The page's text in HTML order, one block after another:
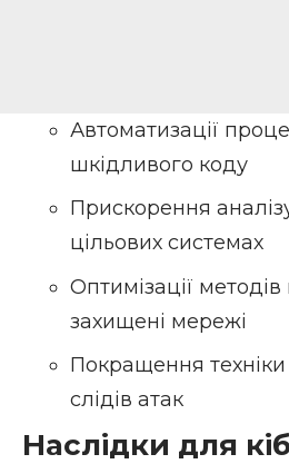
Автоматизації
шкідливого коду
Прискорення
цільових системах
Оптимізації
захищені мережі
Покращення
слідів атак
Наслідки для